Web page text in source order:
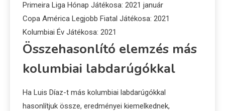
Primeira Liga Hónap Játékosa: 2021 január
Copa América Legjobb Fiatal Játékosa: 2021
Kolumbiai Év Játékosa: 2021
Összehasonlító elemzés más
kolumbiai labdarúgókkal
Ha Luis Díaz-t más kolumbiai labdarúgókkal
hasonlítjuk össze, eredményei kiemelkednek,